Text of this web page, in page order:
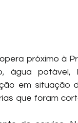
próximo à
água potável,
em situação
que foram